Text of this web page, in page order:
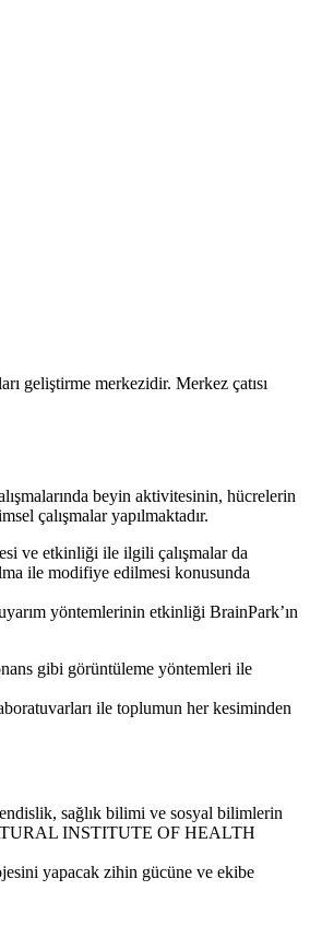
geliştirme merkezidir. Merkez çatısı
beyin aktivitesinin, hücrelerin
çalışmalar yapılmaktadır.
ve etkinliği ile ilgili çalışmalar da
ile modifiye edilmesi konusunda
yöntemlerinin etkinliği BrainPark’ın
gibi görüntüleme yöntemleri ile
ile toplumun her kesiminden
sağlık bilimi ve sosyal bilimlerin
INSTITUTE OF HEALTH
yapacak zihin gücüne ve ekibe